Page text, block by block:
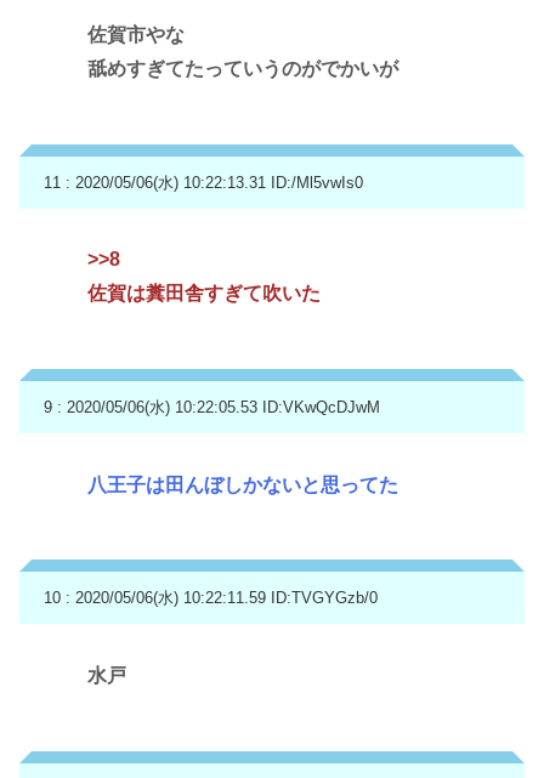
佐賀市やな
舐めすぎてたっていうのがでかいが
11 : 2020/05/06(水) 10:22:13.31 ID:/Ml5vwIs0
>>8
佐賀は糞田舎すぎて吹いた
9 : 2020/05/06(水) 10:22:05.53 ID:VKwQcDJwM
八王子は田んぼしかないと思ってた
10 : 2020/05/06(水) 10:22:11.59 ID:TVGYGzb/0
水戸